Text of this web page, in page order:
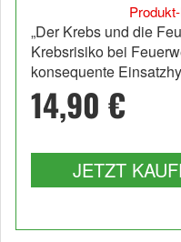
„Der Krebs und die
Krebsrisiko bei
konsequente
14,90 €
JETZT